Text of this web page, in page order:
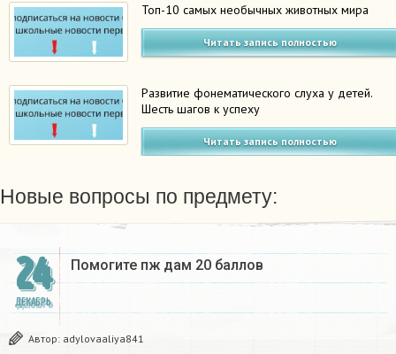
Топ-10 самых необычных животных мира
Читать запись полностью
Развитие фонематического слуха у детей.
Шесть шагов к успеху
Читать запись полностью
Новые вопросы по предмету:
24
ДЕКАБРЬ
Помогите пж дам 20 баллов ​
Автор: adylovaaliya841